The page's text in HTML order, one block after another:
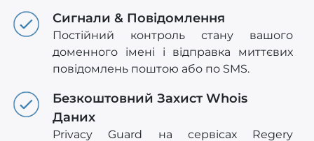
Сигнали & Повідомлення
Постійний контроль стану вашого
доменного імені і відправка миттєвих
повідомлень поштою або по SMS.
Безкоштовний Захист Whois
Даних
Privacy Guard на сервісах Regery